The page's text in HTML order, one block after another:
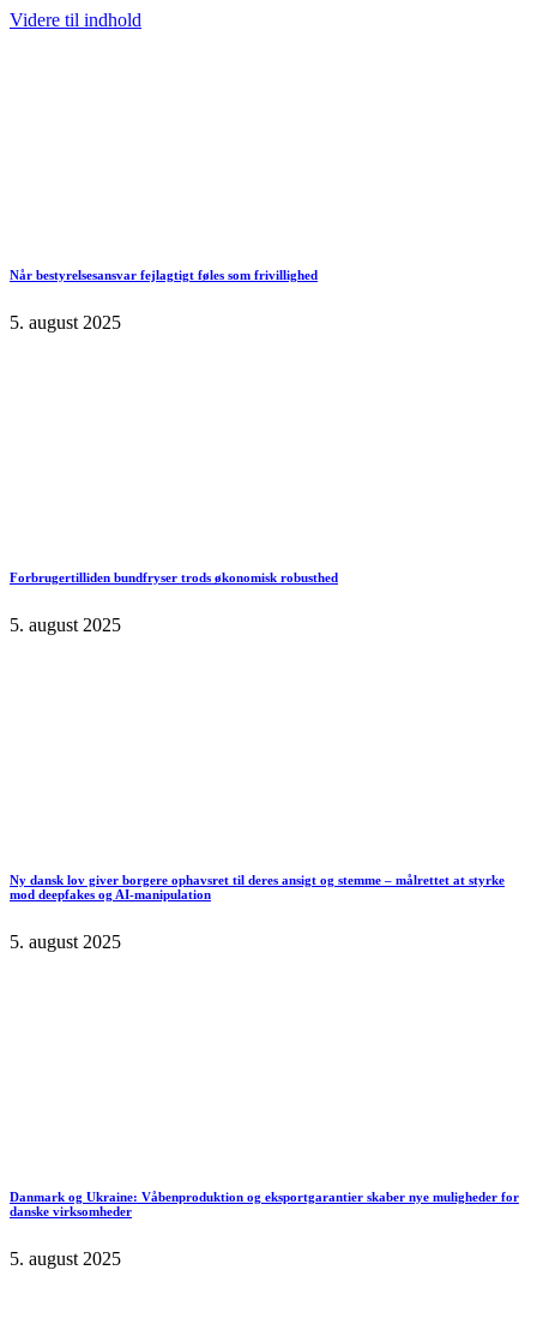
Videre til indhold
Når bestyrelsesansvar fejlagtigt føles som frivillighed
5. august 2025
Forbrugertilliden bundfryser trods økonomisk robusthed
5. august 2025
Ny dansk lov giver borgere ophavsret til deres ansigt og stemme – målrettet at styrke
mod deepfakes og AI-manipulation
5. august 2025
Danmark og Ukraine: Våbenproduktion og eksportgarantier skaber nye muligheder for
danske virksomheder
5. august 2025